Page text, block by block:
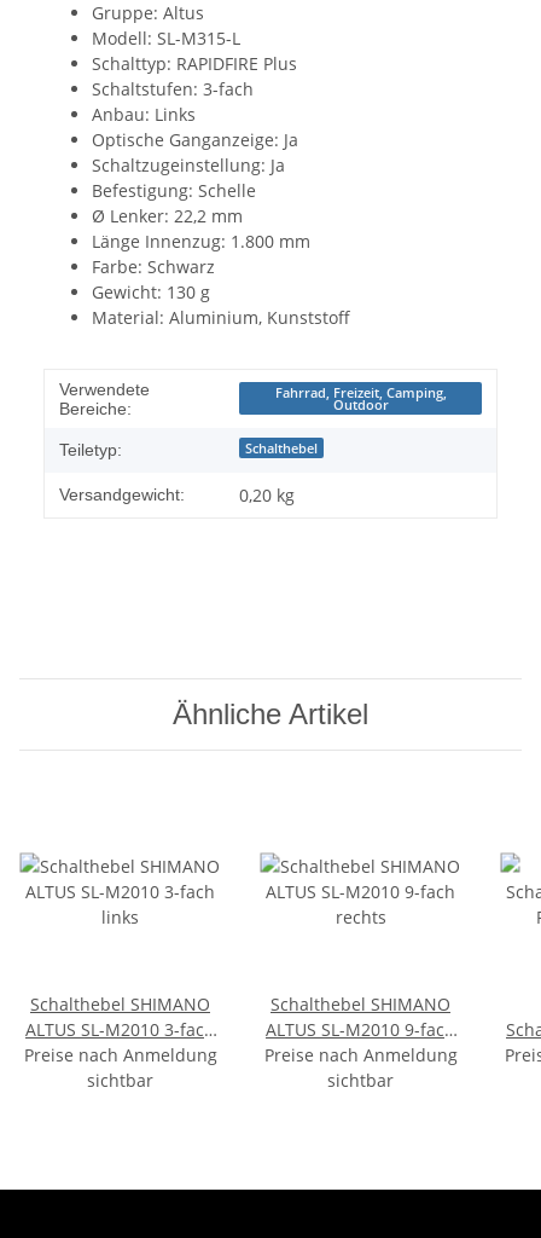
Gruppe: Altus
Modell: SL-M315-L
Schalttyp: RAPIDFIRE Plus
Schaltstufen: 3-fach
Anbau: Links
Optische Ganganzeige: Ja
Schaltzugeinstellung: Ja
Befestigung: Schelle
Ø Lenker: 22,2 mm
Länge Innenzug: 1.800 mm
Farbe: Schwarz
Gewicht: 130 g
Material: Aluminium, Kunststoff
Verwendete
Bereiche:
Fahrrad, Freizeit, Camping,
Outdoor
Teiletyp: Schalthebel
Versandgewicht: 0,20 kg
Ähnliche Artikel
Schalthebel SHIMANO
ALTUS SL-M2010 3-fach
links
Preise nach Anmeldung
sichtbar
Schalthebel SHIMANO
ALTUS SL-M2010 9-fach
rechts
Preise nach Anmeldung
sichtbar